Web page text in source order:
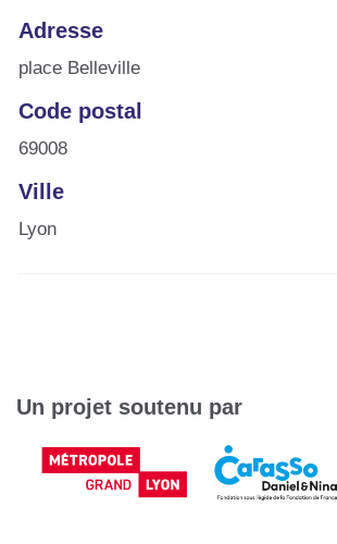
Adresse
place Belleville
Code postal
69008
Ville
Lyon
Un projet soutenu par